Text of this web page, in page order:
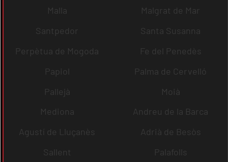
Malla
Malgrat de Mar
Santpedor
Santa Susanna
Perpètua de Mogoda
Fe del Penedès
Papiol
Palma de Cervelló
Pallejà
Moià
Mediona
Andreu de la Barca
Agustí de Lluçanès
Adrià de Besòs
Sallent
Palafolls